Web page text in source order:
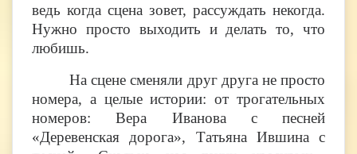
ведь когда сцена зовет, рассуждать некогда.
Нужно просто выходить и делать то, что
любишь.
На сцене сменяли друг друга не просто
номера, а целые истории: от трогательных
номеров: Вера Иванова с песней
«Деревенская дорога», Татьяна Ившина с